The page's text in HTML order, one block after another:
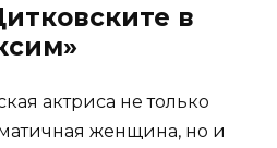
в
актриса не только
женщина, но и